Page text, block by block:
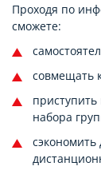
Проходя по
сможете:
совмещать
набора